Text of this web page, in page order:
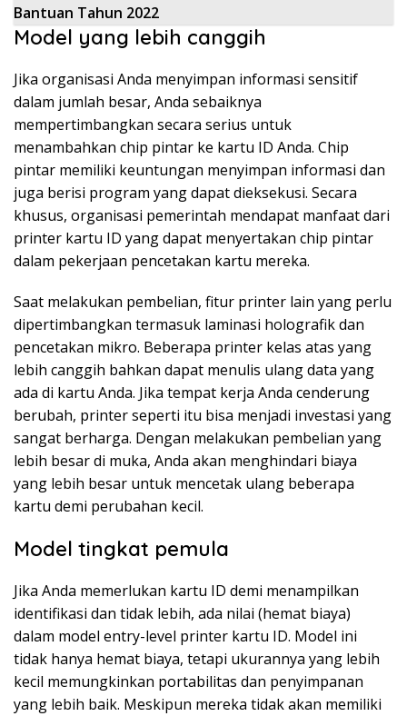
Bantuan Tahun 2022
Model yang lebih canggih
Jika organisasi Anda menyimpan informasi sensitif
dalam jumlah besar, Anda sebaiknya
mempertimbangkan secara serius untuk
menambahkan chip pintar ke kartu ID Anda. Chip
pintar memiliki keuntungan menyimpan informasi dan
juga berisi program yang dapat dieksekusi. Secara
khusus, organisasi pemerintah mendapat manfaat dari
printer kartu ID yang dapat menyertakan chip pintar
dalam pekerjaan pencetakan kartu mereka.
Saat melakukan pembelian, fitur printer lain yang perlu
dipertimbangkan termasuk laminasi holografik dan
pencetakan mikro. Beberapa printer kelas atas yang
lebih canggih bahkan dapat menulis ulang data yang
ada di kartu Anda. Jika tempat kerja Anda cenderung
berubah, printer seperti itu bisa menjadi investasi yang
sangat berharga. Dengan melakukan pembelian yang
lebih besar di muka, Anda akan menghindari biaya
yang lebih besar untuk mencetak ulang beberapa
kartu demi perubahan kecil.
Model tingkat pemula
Jika Anda memerlukan kartu ID demi menampilkan
identifikasi dan tidak lebih, ada nilai (hemat biaya)
dalam model entry-level printer kartu ID. Model ini
tidak hanya hemat biaya, tetapi ukurannya yang lebih
kecil memungkinkan portabilitas dan penyimpanan
yang lebih baik. Meskipun mereka tidak akan memiliki